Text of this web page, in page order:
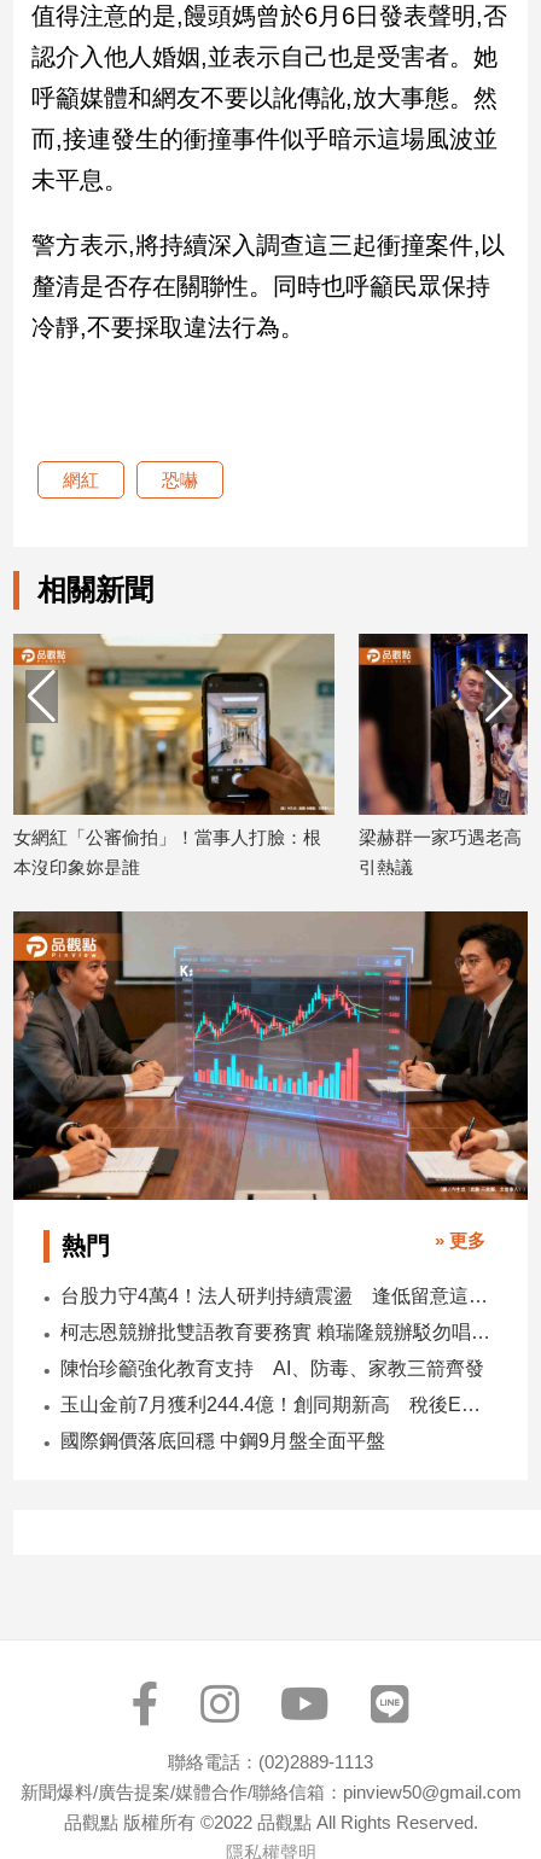
觀
點
南
台
灣
觀
娛
樂
聞
流
尚
追
星
生
活
建
築/
室
設
計
旅
遊/
美
食
星
座/
理
消
費
健
子/
感
術
運
值得注意的是,饅頭媽曾於6月6日發表聲明,否
認介入他人婚姻,並表示自己也是受害者。她
呼籲媒體和網友不要以訛傳訛,放大事態。然
而,接連發生的衝撞事件似乎暗示這場風波並
未平息。
警方表示,將持續深入調查這三起衝撞案件,以
釐清是否存在關聯性。同時也呼籲民眾保持
冷靜,不要採取違法行為。
網紅 恐嚇
相關新聞
女網紅「公審偷拍」！當事人打臉：根
本沒印象妳是誰
梁赫群一家巧遇老高
引熱議
熱門 » 更多
台股力守4萬4！法人研判持續震盪 逢低留意這些族群
柯志恩競辦批雙語教育要務實 賴瑞隆競辦駁勿唱衰高雄
陳怡珍籲強化教育支持 AI、防毒、家教三箭齊發
玉山金前7月獲利244.4億！創同期新高 稅後EPS自結1.51元
國際鋼價落底回穩 中鋼9月盤全面平盤
聯絡電話：(02)2889-1113
新聞爆料/廣告提案/媒體合作/聯絡信箱：pinview50@gmail.com
品觀點 版權所有 ©2022 品觀點 All Rights Reserved.
隱私權聲明